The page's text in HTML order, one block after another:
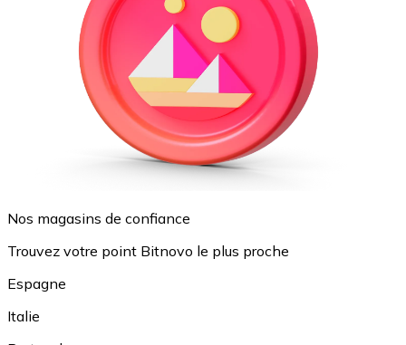
Nos magasins de confiance
Trouvez votre point Bitnovo le plus proche
Espagne
Italie